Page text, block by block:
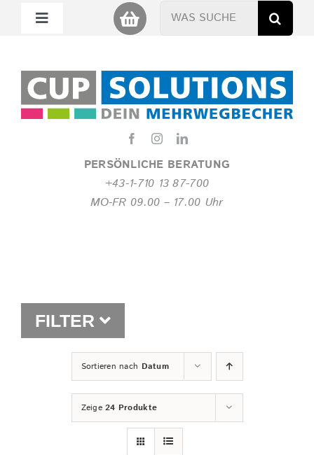
PERSÖNLICHE BERATUNG
+43-1-710 13 87-700
MO-FR 09.00 – 17.00 Uhr
Toggle
Miet Cup
Nachhaltigkeit
Shop
Suche
nach:
FILTER
Sortieren nach Datum
Zeige24 Produkte